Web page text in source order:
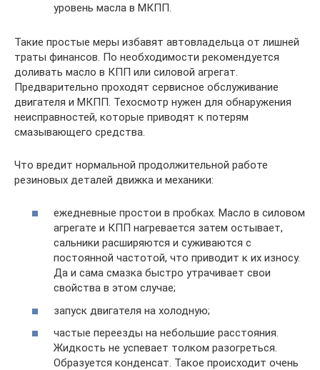
уровень масла в МКПП.
Такие простые меры избавят автовладельца от лишней
траты финансов. По необходимости рекомендуется
доливать масло в КПП или силовой агрегат.
Предварительно проходят сервисное обслуживание
двигателя и МКПП. Техосмотр нужен для обнаружения
неисправностей, которые приводят к потерям
смазывающего средства.
Что вредит нормальной продолжительной работе
резиновых деталей движка и механики:
ежедневные простои в пробках. Масло в силовом
агрегате и КПП нагревается затем остывает,
сальники расширяются и суживаются с
постоянной частотой, что приводит к их износу.
Да и сама смазка быстро утрачивает свои
свойства в этом случае;
запуск двигателя на холодную;
частые переезды на небольшие расстояния.
Жидкость не успевает толком разогреться.
Образуется конденсат. Такое происходит очень